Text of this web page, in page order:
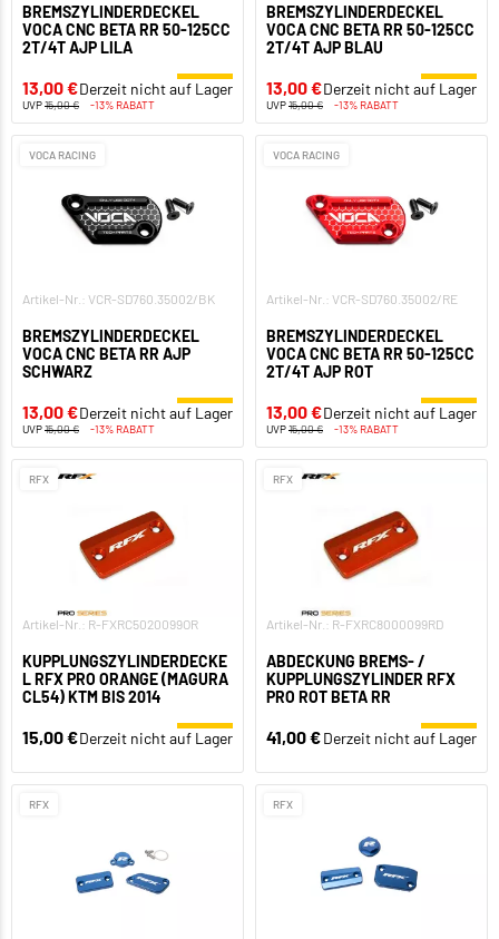
BREMSZYLINDERDECKEL
VOCA CNC BETA RR 50-125CC
2T/4T AJP LILA
13,00 €Derzeit nicht auf Lager
UVP15,00 € -13% RABATT
BREMSZYLINDERDECKEL
VOCA CNC BETA RR 50-125CC
2T/4T AJP BLAU
13,00 €Derzeit nicht auf Lager
UVP15,00 € -13% RABATT
VOCA RACING
Artikel-Nr.: VCR-SD760.35002/BK
BREMSZYLINDERDECKEL
VOCA CNC BETA RR AJP
SCHWARZ
13,00 €Derzeit nicht auf Lager
UVP15,00 € -13% RABATT
VOCA RACING
Artikel-Nr.: VCR-SD760.35002/RE
BREMSZYLINDERDECKEL
VOCA CNC BETA RR 50-125CC
2T/4T AJP ROT
13,00 €Derzeit nicht auf Lager
UVP15,00 € -13% RABATT
RFX
Artikel-Nr.: R-FXRC5020099OR
KUPPLUNGSZYLINDERDECKE
L RFX PRO ORANGE (MAGURA
CL54) KTM BIS 2014
15,00 €Derzeit nicht auf Lager
RFX
Artikel-Nr.: R-FXRC8000099RD
ABDECKUNG BREMS- /
KUPPLUNGSZYLINDER RFX
PRO ROT BETA RR
41,00 €Derzeit nicht auf Lager
RFX RFX